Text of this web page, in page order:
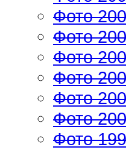
Фото
Фото
Фото
Фото
Фото
Фото
Фото